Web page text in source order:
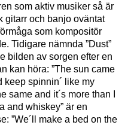
som aktiv musiker så är
gitarr och banjo oväntat
som kompositör
Tidigare nämnda ”Dust”
bilden av sorgen efter en
kan höra: ”The sun came
keep spinnin´ like my
same and it´s more than I
and whiskey” är en
”We´ll make a bed on the